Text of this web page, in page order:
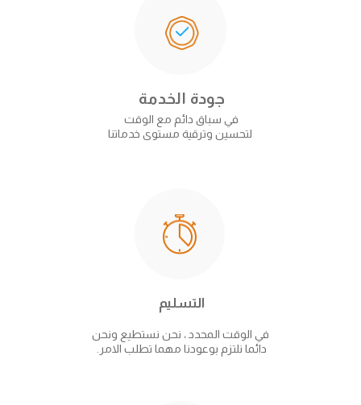
جودة الخدمة
في سباق دائم مع الوقت
لتحسين وترقية مستوى خدماتنا
التسليم
في الوقت المحدد ، نحن نستطيع ونحن
دائما نلتزم بوعودنا مهما تطلب الامر.